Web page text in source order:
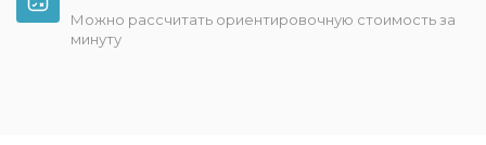
Можно рассчитать ориентировочную стоимость за
минуту